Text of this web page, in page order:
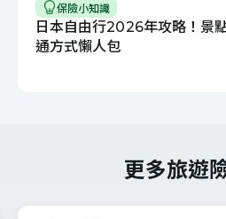
保險小知識
日本自由行2026年攻略！景
通方式懶人包
更多旅遊